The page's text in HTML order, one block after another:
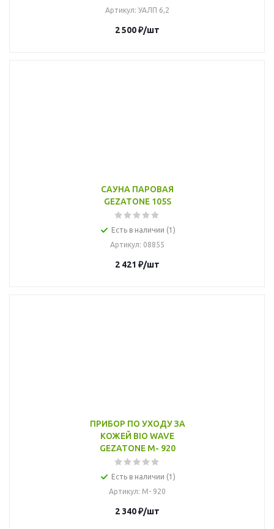
Артикул: УАЛП 6,2
2 500₽/шт
САУНА ПАРОВАЯ
GEZATONE 105S
Есть в наличии (1)
Артикул: 08855
2 421 ₽/шт
ПРИБОР ПО УХОДУ ЗА
КОЖЕЙ BIO WAVE
GEZATONE М- 920
Есть в наличии (1)
Артикул: М- 920
2 340₽/шт